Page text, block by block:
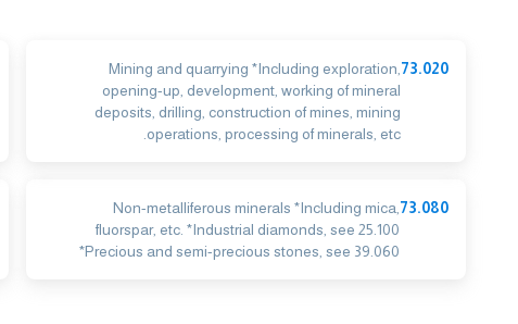
73.020
Mining and quarrying *Including exploration,
opening-up, development, working of mineral
deposits, drilling, construction of mines, mining
operations, processing of minerals, etc.
73.080
Non-metalliferous minerals *Including mica,
fluorspar, etc. *Industrial diamonds, see 25.100
*Precious and semi-precious stones, see 39.060